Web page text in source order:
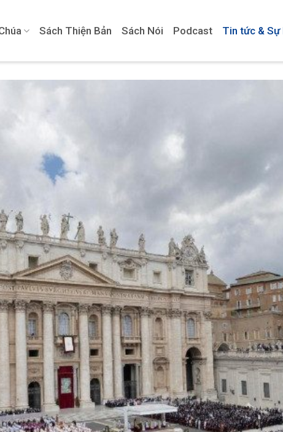
Sách Thiện Bản Sách Nói Podcast Tin tức & Sự